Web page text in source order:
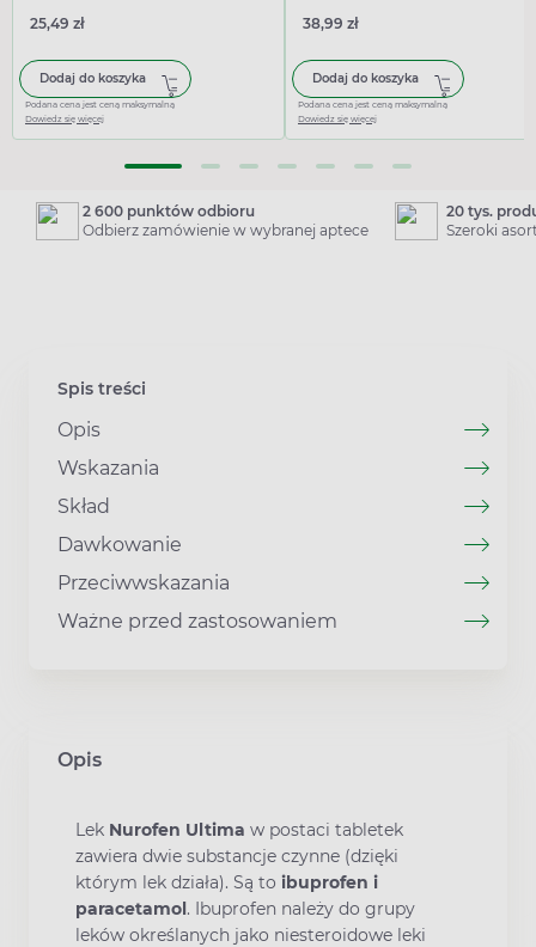
25,49 zł
Dodaj do koszyka
Podana cena jest ceną maksymalną
Dowiedz się więcej
38,99 zł
Dodaj do koszyka
Podana cena jest ceną maksymalną
Dowiedz się więcej
2 600 punktów odbioru
Odbierz zamówienie w wybranej aptece
20 tys.
Szeroki
Spis treści
Opis
Wskazania
Skład
Dawkowanie
Przeciwwskazania
Ważne przed zastosowaniem
Opis
Lek Nurofen Ultima w postaci tabletek
zawiera dwie substancje czynne (dzięki
którym lek działa). Są to ibuprofen i
paracetamol. Ibuprofen należy do grupy
leków określanych jako niesteroidowe leki